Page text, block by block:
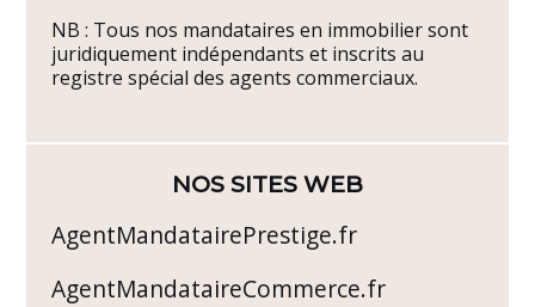
NB : Tous nos mandataires en immobilier sont
juridiquement indépendants et inscrits au
registre spécial des agents commerciaux.
NOS SITES WEB
AgentMandatairePrestige.fr
AgentMandataireCommerce.fr